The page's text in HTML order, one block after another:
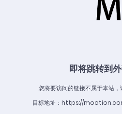
即将跳转到
您将要访问的链接不属于本站，
目标地址：https://